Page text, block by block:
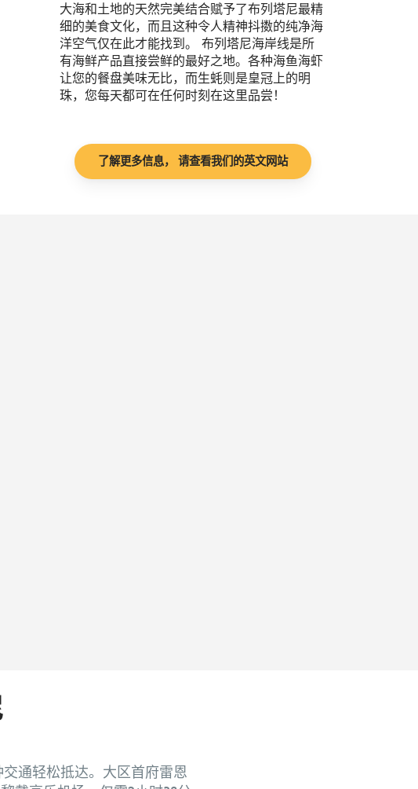
大海和土地的天然完美结合赋予了布列塔尼最精
细的美食文化，而且这种令人精神抖擞的纯净海
洋空气仅在此才能找到。 布列塔尼海岸线是所
有海鲜产品直接尝鲜的最好之地。各种海鱼海虾
让您的餐盘美味无比，而生蚝则是皇冠上的明
珠，您每天都可在任何时刻在这里品尝！
了解更多信息， 请查看我们的英文网站
通轻松抵达。大区首府雷恩